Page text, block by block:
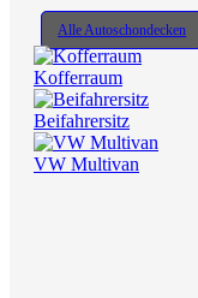
Alle Autoschondecken
Kofferraum
Beifahrersitz
VW Multivan